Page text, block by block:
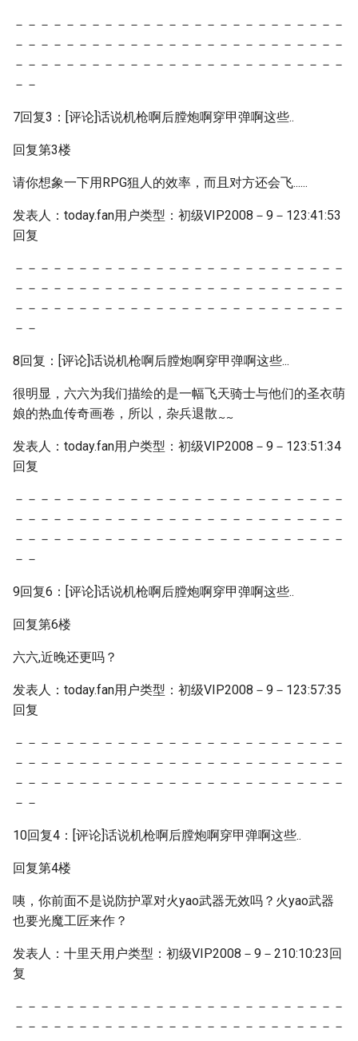
－－－－－－－－－－－－－－－－－－－－－－－－－－
－－－－－－－－－－－－－－－－－－－－－－－－－－
－－－－－－－－－－－－－－－－－－－－－－－－－－
－－
7回复3：[评论]话说机枪啊后膛炮啊穿甲弹啊这些..
回复第3楼
请你想象一下用RPG狙人的效率，而且对方还会飞......
发表人：today.fan用户类型：初级VIP2008－9－123:41:53
回复
－－－－－－－－－－－－－－－－－－－－－－－－－－
－－－－－－－－－－－－－－－－－－－－－－－－－－
－－－－－－－－－－－－－－－－－－－－－－－－－－
－－
8回复：[评论]话说机枪啊后膛炮啊穿甲弹啊这些...
很明显，六六为我们描绘的是一幅飞天骑士与他们的圣衣萌
娘的热血传奇画卷，所以，杂兵退散 ~~
发表人：today.fan用户类型：初级VIP2008－9－123:51:34
回复
－－－－－－－－－－－－－－－－－－－－－－－－－－
－－－－－－－－－－－－－－－－－－－－－－－－－－
－－－－－－－－－－－－－－－－－－－－－－－－－－
－－
9回复6：[评论]话说机枪啊后膛炮啊穿甲弹啊这些..
回复第6楼
六六,近晚还更吗？
发表人：today.fan用户类型：初级VIP2008－9－123:57:35
回复
－－－－－－－－－－－－－－－－－－－－－－－－－－
－－－－－－－－－－－－－－－－－－－－－－－－－－
－－－－－－－－－－－－－－－－－－－－－－－－－－
－－
10回复4：[评论]话说机枪啊后膛炮啊穿甲弹啊这些..
回复第4楼
咦，你前面不是说防护罩对火yao武器无效吗？火yao武器
也要光魔工匠来作？
发表人：十里天用户类型：初级VIP2008－9－210:10:23回
复
－－－－－－－－－－－－－－－－－－－－－－－－－－
－－－－－－－－－－－－－－－－－－－－－－－－－－